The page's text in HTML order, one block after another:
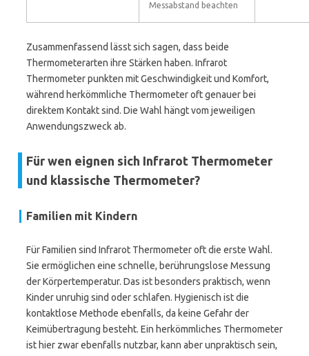
Messabstand beachten
Zusammenfassend lässt sich sagen, dass beide
Thermometerarten ihre Stärken haben. Infrarot
Thermometer punkten mit Geschwindigkeit und Komfort,
während herkömmliche Thermometer oft genauer bei
direktem Kontakt sind. Die Wahl hängt vom jeweiligen
Anwendungszweck ab.
Für wen eignen sich Infrarot Thermometer
und klassische Thermometer?
Familien mit Kindern
Für Familien sind Infrarot Thermometer oft die erste Wahl.
Sie ermöglichen eine schnelle, berührungslose Messung
der Körpertemperatur. Das ist besonders praktisch, wenn
Kinder unruhig sind oder schlafen. Hygienisch ist die
kontaktlose Methode ebenfalls, da keine Gefahr der
Keimübertragung besteht. Ein herkömmliches Thermometer
ist hier zwar ebenfalls nutzbar, kann aber unpraktisch sein,